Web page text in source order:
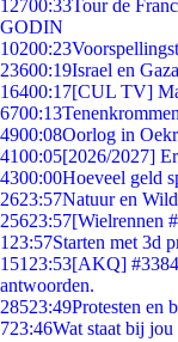
12700:33Tour de
GODIN
10200:23
23600:19Israel en
16400:17[CUL TV]
6700:13
4900:08Oorlog in
4100:05[2026/2027]
4300:00Hoeveel geld
2623:57Natuur en Wild
25623:57[Wielrennen
1 23:57Starten met 3d
151 23:53[AKQ] #3384
antwoorden.
28523:49Protesten en
723:46Wat staat bij